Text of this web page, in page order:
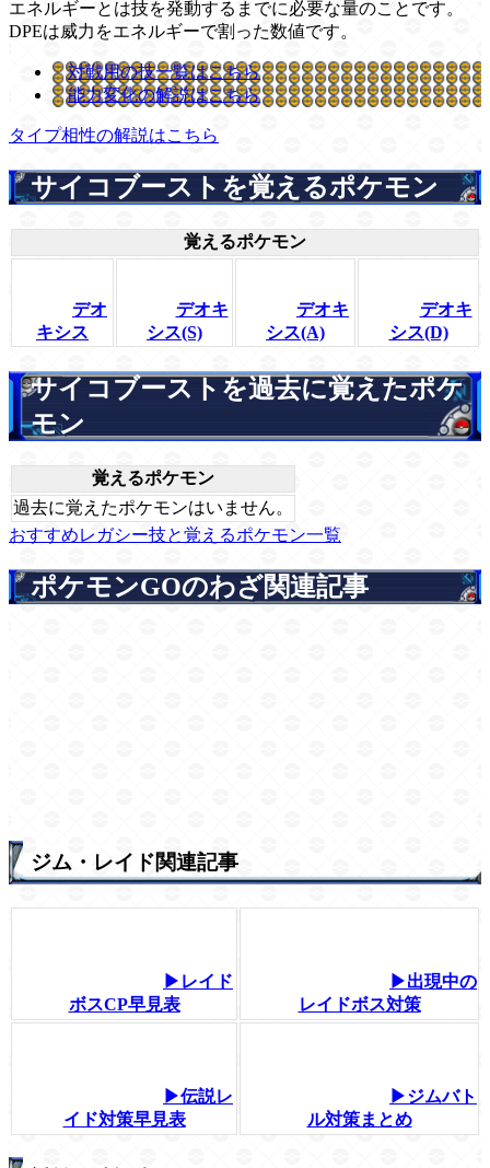
エネルギーとは技を発動するまでに必要な量のことです。
DPEは威力をエネルギーで割った数値です。
対戦用の技一覧はこちら
能力変化の解説はこちら
タイプ相性の解説はこちら
サイコブーストを覚えるポケモン
覚えるポケモン
デオ
キシス
デオキ
シス(S)
デオキ
シス(A)
デオキ
シス(D)
サイコブーストを過去に覚えたポケ
モン
覚えるポケモン
過去に覚えたポケモンはいません。
おすすめレガシー技と覚えるポケモン一覧
ポケモンGOのわざ関連記事
ジム・レイド関連記事
▶レイド
ボスCP早見表
▶出現中の
レイドボス対策
▶伝説レ
イド対策早見表
▶ジムバト
ル対策まとめ